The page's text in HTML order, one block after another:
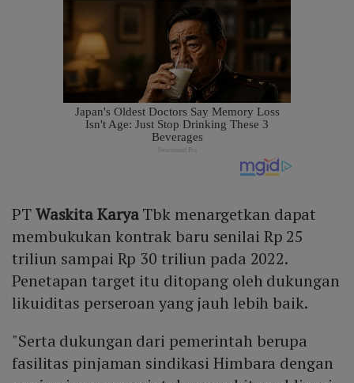
PTWaskita KaryaTbk menargetkan dapat
membukukan kontrak baru senilai Rp 25
triliun sampai Rp 30 triliun pada 2022.
Penetapan target itu ditopang oleh dukungan
likuiditas perseroan yang jauh lebih baik.
"Serta dukungan dari pemerintah berupa
fasilitas pinjaman sindikasi Himbara dengan